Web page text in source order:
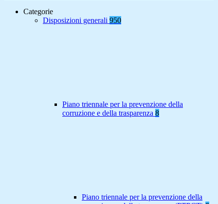
Categorie
Disposizioni generali 950
Piano triennale per la prevenzione della
corruzione e della trasparenza 8
Piano triennale per la prevenzione della